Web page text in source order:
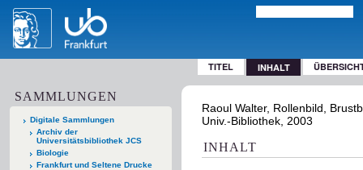
TITEL INHALT
SAMMLUNGEN
Digitale Sammlungen
Archiv der
Universitätsbibliothek JCS
Biologie
Frankfurt und Seltene Drucke
Raoul Walter, Rollenbild,
Univ.-Bibliothek, 2003
INHALT